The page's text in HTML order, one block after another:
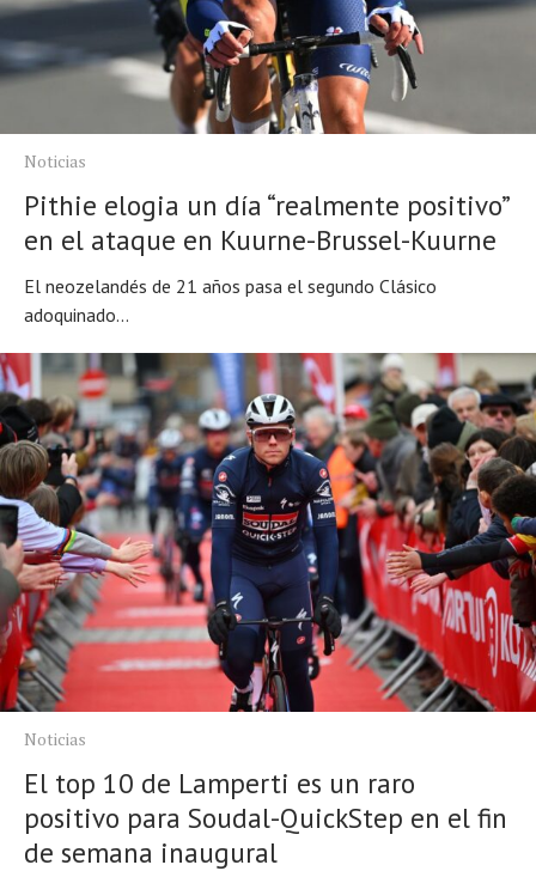
Noticias
Pithie elogia un día “realmente positivo”
en el ataque en Kuurne-Brussel-Kuurne
El neozelandés de 21 años pasa el segundo Clásico
adoquinado...
Noticias
El top 10 de Lamperti es un raro
positivo para Soudal-QuickStep en el fin
de semana inaugural